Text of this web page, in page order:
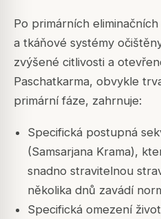
Po primárních
a tkáňové systémy
zvýšené citlivosti a
Paschatkarma, obvykle
primární fáze, zahrnuje:
Specifická postupná
(Samsarjana Krama),
snadno stravitelnou
několika dnů zavádí
Specifická omezení